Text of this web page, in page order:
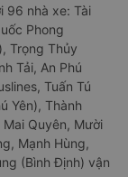
96 nhà xe: Tài
Phong
Trọng Thủy
Tải, An Phú
Tuấn Tú
Yên), Thành
Quyên, Mười
Mạnh Hùng,
(Bình Định) vận